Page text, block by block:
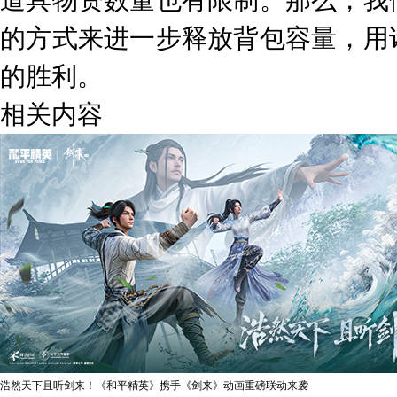
的方式来进一步释放背包容量，
的胜利。
相关内容
浩然天下且听剑来！《和平精英》携手《剑来》动画重磅联动来袭